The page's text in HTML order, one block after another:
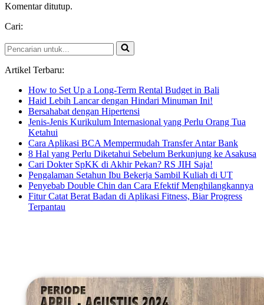
Komentar ditutup.
Cari:
Pencarian
untuk...
Artikel Terbaru:
How to Set Up a Long-Term Rental Budget in Bali
Haid Lebih Lancar dengan Hindari Minuman Ini!
Bersahabat dengan Hipertensi
Jenis-Jenis Kurikulum Internasional yang Perlu Orang Tua
Ketahui
Cara Aplikasi BCA Mempermudah Transfer Antar Bank
8 Hal yang Perlu Diketahui Sebelum Berkunjung ke Asakusa
Cari Dokter SpKK di Akhir Pekan? RS JIH Saja!
Pengalaman Setahun Ibu Bekerja Sambil Kuliah di UT
Penyebab Double Chin dan Cara Efektif Menghilangkannya
Fitur Catat Berat Badan di Aplikasi Fitness, Biar Progress
Terpantau